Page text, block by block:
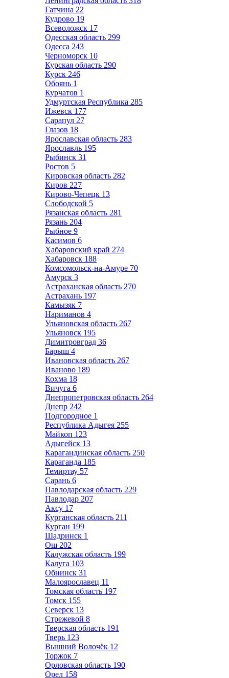
Гатчина 22
Кудрово 19
Всеволожск 17
Одесская область 299
Одесса 243
Черноморск 10
Курская область 290
Курск 246
Обоянь 1
Курчатов 1
Удмуртская Республика 285
Ижевск 177
Сарапул 27
Глазов 18
Ярославская область 283
Ярославль 195
Рыбинск 31
Ростов 5
Кировская область 282
Киров 227
Кирово-Чепецк 13
Слободской 5
Рязанская область 281
Рязань 204
Рыбное 9
Касимов 6
Хабаровский край 274
Хабаровск 188
Комсомольск-на-Амуре 70
Амурск 3
Астраханская область 270
Астрахань 197
Камызяк 7
Нариманов 4
Ульяновская область 267
Ульяновск 195
Димитровград 36
Барыш 4
Ивановская область 267
Иваново 189
Кохма 18
Вичуга 6
Днепропетровская область 264
Днепр 242
Подгородное 1
Республика Адыгея 255
Майкоп 123
Адыгейск 13
Карагандинская область 250
Караганда 185
Темиртау 57
Сарань 6
Павлодарская область 229
Павлодар 207
Аксу 17
Курганская область 211
Курган 199
Шадринск 1
Ош 202
Калужская область 199
Калуга 103
Обнинск 31
Малоярославец 11
Томская область 197
Томск 155
Северск 13
Стрежевой 8
Тверская область 191
Тверь 123
Вышний Волочёк 12
Торжок 7
Орловская область 190
Орел 158